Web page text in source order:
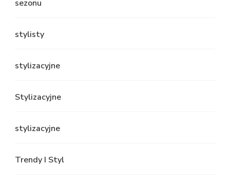
sezonu
stylisty
stylizacyjne
Stylizacyjne
stylizacyjne
Trendy I Styl